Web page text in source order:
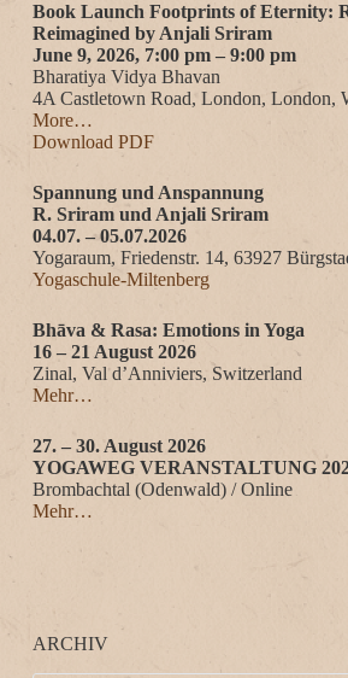
Book Launch Footprints of Eternity:
Reimagined by Anjali Sriram
June 9, 2026, 7:00 pm – 9:00 pm
Bharatiya Vidya Bhavan
4A Castletown Road, London, London,
More…
Download PDF
Spannung und Anspannung
R. Sriram und Anjali Sriram
04.07. – 05.07.2026
Yogaraum, Friedenstr. 14, 63927
Yogaschule-Miltenberg
Bhāva & Rasa: Emotions in Yoga
16 – 21 August 2026
Zinal, Val d’Anniviers, Switzerland
Mehr…
27. – 30. August 2026
YOGAWEG VERANSTALTUNG
Brombachtal (Odenwald) / Online
Mehr…
ARCHIV